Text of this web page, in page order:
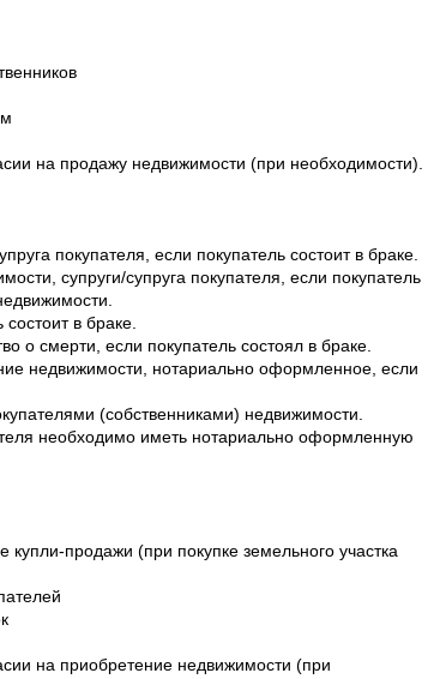
на продажу недвижимости (при необходимости).
покупателя, если покупатель состоит в браке.
супруги/супруга покупателя, если покупатель
в браке.
о смерти, если покупатель состоял в браке.
недвижимости, нотариально оформленное, если
(собственниками) недвижимости.
необходимо иметь нотариально оформленную
продажи (при покупке земельного участка
на приобретение недвижимости (при